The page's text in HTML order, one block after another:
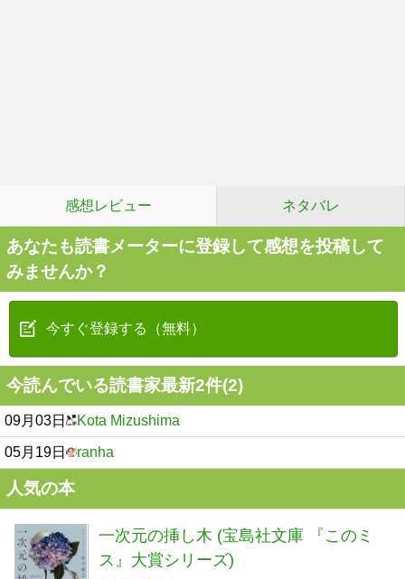
感想レビュー ネタバレ
あなたも読書メーターに登録して感想を投稿して
みませんか？
今すぐ登録する（無料）
今読んでいる読書家最新2件(2)
09月03日 Kota Mizushima
05月19日 ranha
人気の本
一次元の挿し木 (宝島社文庫 『このミ
ス』大賞シリーズ)